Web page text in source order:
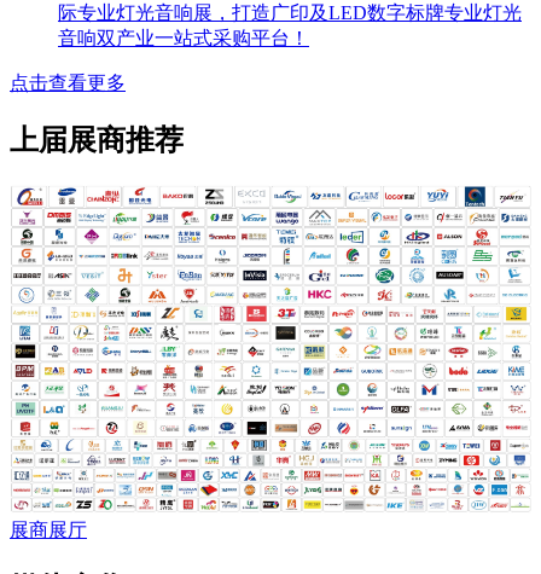
际专业灯光音响展，打造广印及LED数字标牌专业灯光
音响双产业一站式采购平台！
点击查看更多
上届展商推荐
展商展厅